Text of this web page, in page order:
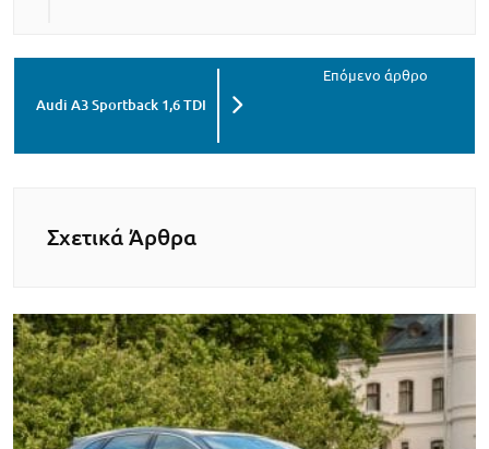
Audi A3 Sportback 1,6 TDI
Σχετικά Άρθρα